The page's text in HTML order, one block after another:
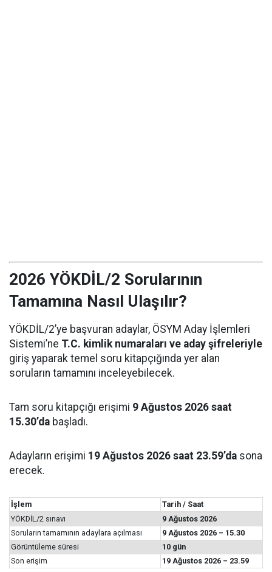
2026 YÖKDİL/2 Sorularının
Tamamına Nasıl Ulaşılır?
YÖKDİL/2’ye başvuran adaylar, ÖSYM Aday İşlemleri
Sistemi’ne T.C. kimlik numaraları ve aday şifreleriyle
giriş yaparak temel soru kitapçığında yer alan
soruların tamamını inceleyebilecek.
Tam soru kitapçığı erişimi 9 Ağustos 2026 saat
15.30’da başladı.
Adayların erişimi 19 Ağustos 2026 saat 23.59’da sona
erecek.
İşlem
Tarih / Saat
YÖKDİL/2 sınavı
9 Ağustos 2026
Soruların tamamının adaylara açılması
9 Ağustos 2026 – 15.30
Görüntüleme süresi
10 gün
Son erişim
19 Ağustos 2026 – 23.59